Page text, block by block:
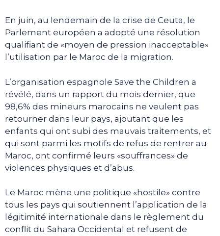
En juin, au lendemain de la crise de Ceuta, le
Parlement européen a adopté une résolution
qualifiant de «moyen de pression inacceptable»
l’utilisation par le Maroc de la migration.
L’organisation espagnole Save the Children a
révélé, dans un rapport du mois dernier, que
98,6% des mineurs marocains ne veulent pas
retourner dans leur pays, ajoutant que les
enfants qui ont subi des mauvais traitements, et
qui sont parmi les motifs de refus de rentrer au
Maroc, ont confirmé leurs «souffrances» de
violences physiques et d’abus.
Le Maroc mène une politique «hostile» contre
tous les pays qui soutiennent l’application de la
légitimité internationale dans le règlement du
conflit du Sahara Occidental et refusent de